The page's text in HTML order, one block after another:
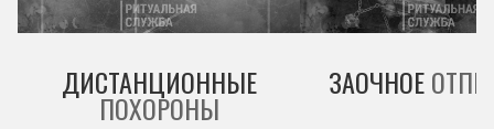
ДИСТАНЦИОННЫЕ
ПОХОРОНЫ
ЗАОЧНОЕ